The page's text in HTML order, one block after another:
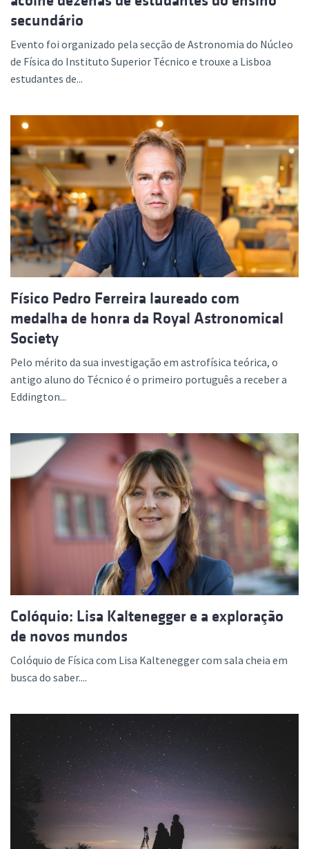
secundário
Evento foi organizado pela secção de Astronomia do Núcleo
de Física do Instituto Superior Técnico e trouxe a Lisboa
estudantes de...
Físico Pedro Ferreira laureado com
medalha de honra da Royal Astronomical
Society
Pelo mérito da sua investigação em astrofísica teórica, o
antigo aluno do Técnico é o primeiro português a receber a
Eddington...
Colóquio: Lisa Kaltenegger e a exploração
de novos mundos
Colóquio de Física com Lisa Kaltenegger com sala cheia em
busca do saber....